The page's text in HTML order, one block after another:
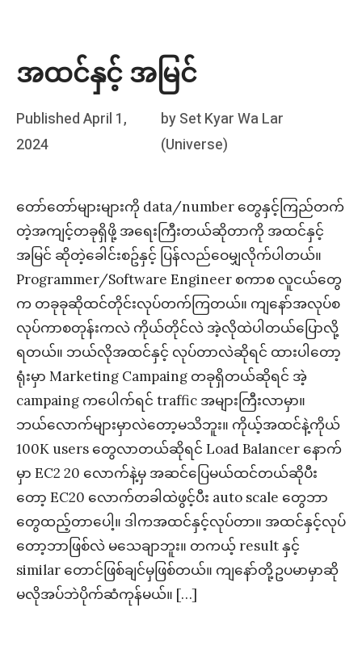
အထင်နှင့် အမြင်
Posted
on
PublishedApril 1,
2024
bySet Kyar Wa Lar
(Universe)
တော်တော်များများကို data/number တွေနှင့်ကြည်တက်
တဲ့အကျင့်တခုရှိဖို့ အရေးကြီးတယ်ဆိုတာကို အထင်နှင့်
အမြင် ဆိုတဲ့ခေါင်းစဥ်နှင့် ပြန်လည်ဝေမျှလိုက်ပါတယ်။
Programmer/Software Engineer စကာစ လူငယ်တွေ
က တခုခုဆိုထင်တိုင်းလုပ်တက်ကြတယ်။ ကျနော်အလုပ်စ
လုပ်ကာစတုန်းကလဲ ကိုယ်တိုင်လဲ အဲ့လိုထဲပါတယ်ပြောလို့
ရတယ်။ ဘယ်လိုအထင်နှင့် လုပ်တာလဲဆိုရင် ထားပါတော့
ရုံးမှာ Marketing Campaing တခုရှိတယ်ဆိုရင် အဲ့
campaing ကပေါက်ရင် traffic အများကြီးလာမှာ။
ဘယ်လောက်များမှာလဲတော့မသိဘူး။ ကိုယ့်အထင်နဲ့ကိုယ်
100K users တွေလာတယ်ဆိုရင် Load Balancer နောက်
မှာ EC2 20 လောက်နဲ့မှ အဆင်ပြေမယ်ထင်တယ်ဆိုပီး
တော့ EC20 လောက်တခါထဲဖွင့်ပီး auto scale တွေဘာ
တွေထည့်တာပေါ့။ ဒါကအထင်နှင့်လုပ်တာ။ အထင်နှင့်လုပ်
တော့ဘာဖြစ်လဲ မသေချာဘူး။ တကယ့် result နှင့်
similar တောင်ဖြစ်ချင်မှဖြစ်တယ်။ ကျနော်တို့ဥပမာမှာဆို
မလိုအပ်ဘဲပိုက်ဆံကုန်မယ်။ […]